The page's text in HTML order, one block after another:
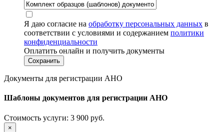
Я даю согласие на обработку персональных данных в
соответствии с условиями и содержанием политики
конфиденциальности
Оплатить онлайн и получить документы
Документы для регистрации АНО
Шаблоны документов для регистрации АНО
Стоимость услуги: 3 900 руб.
×